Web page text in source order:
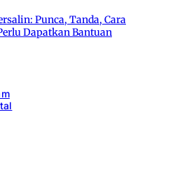
Punca, Tanda, Cara
Dapatkan Bantuan